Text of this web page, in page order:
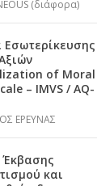
(διάφορα)
Εσωτερίκευσης
of Moral
– IMVS / AQ-
ΕΡΕΥΝΑΣ
Έκβασης
και